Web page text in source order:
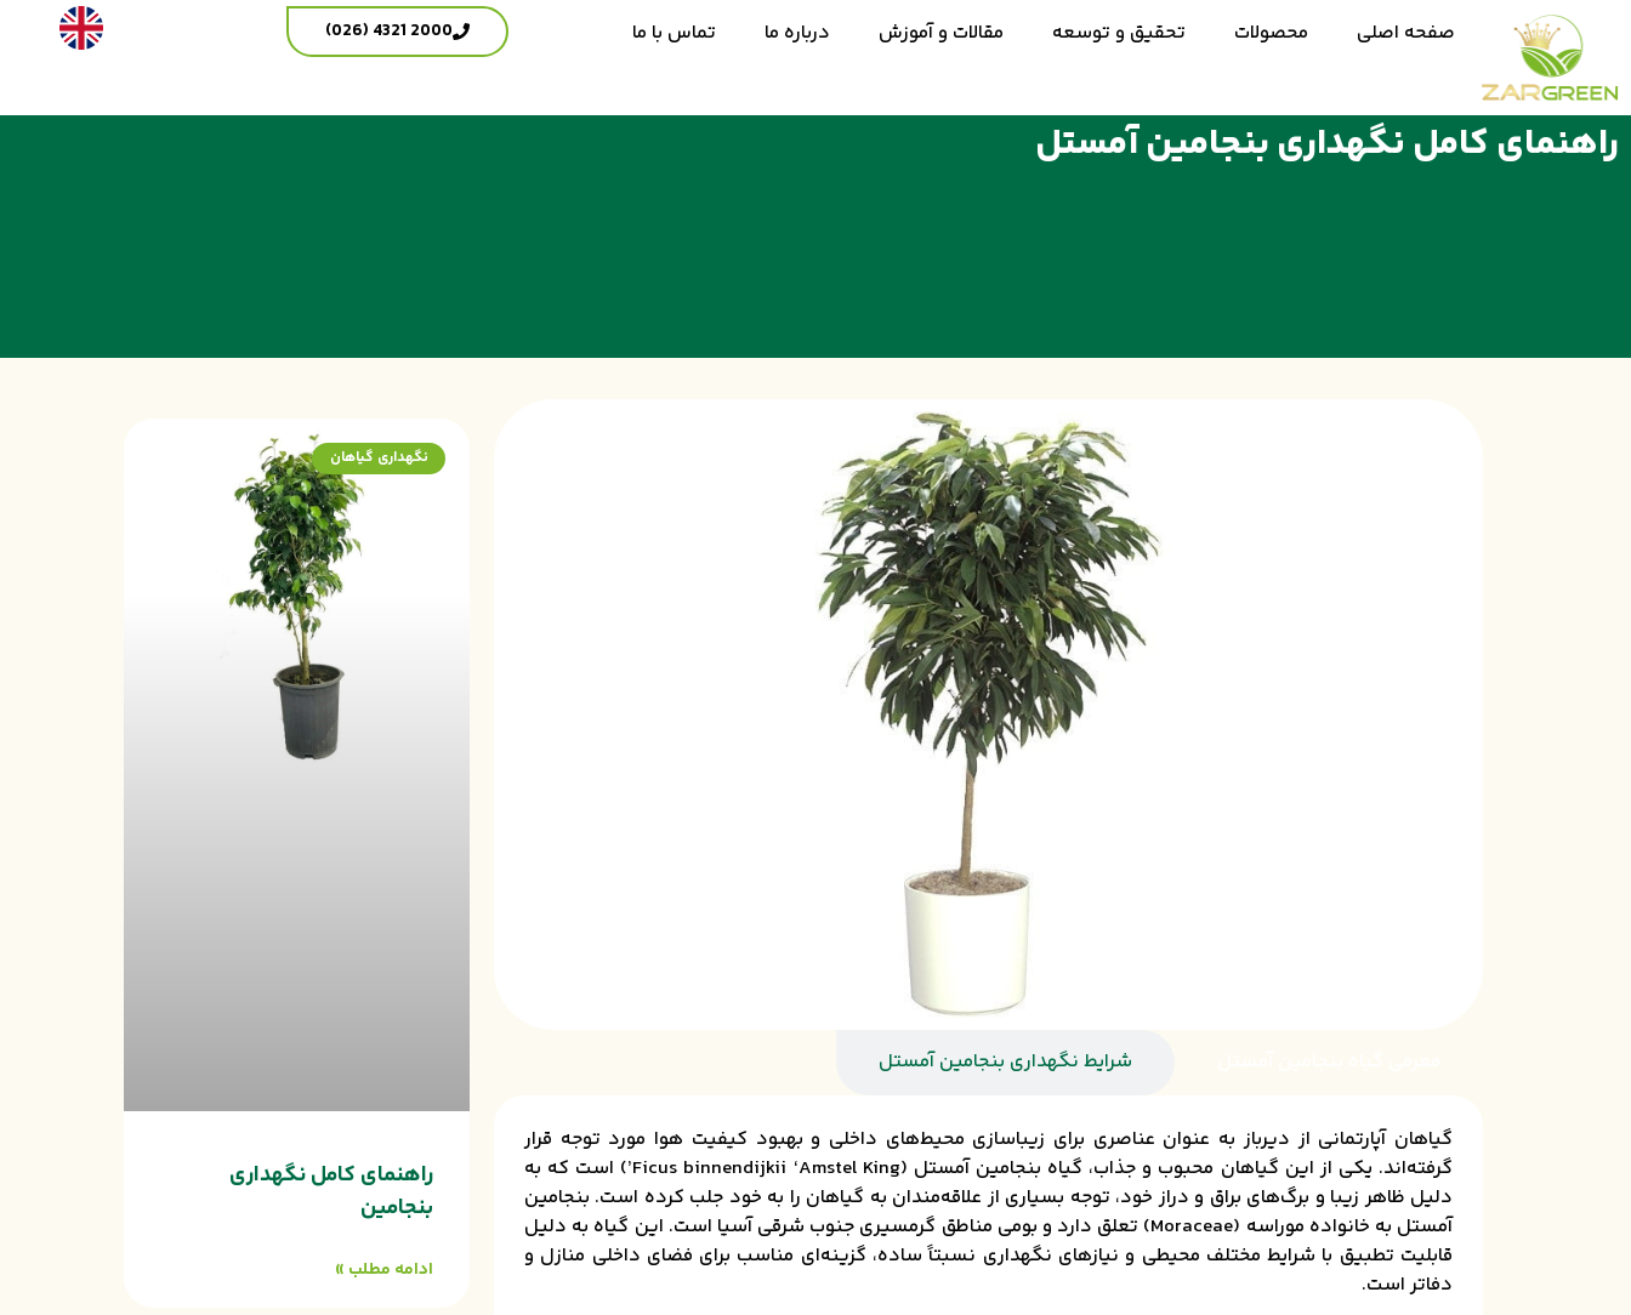
صفحه اصلی محصولات تحقیق و توسعه مقالات و آموزش درباره ما تماس با ما 2000 4321 (026)
راهنمای کامل نگهداری بنجامین آمستل
شرایط نگهداری بنجامین آمستل
گیاهان آپارتمانی از دیرباز به عنوان عناصری برای زیباسازی محیط‌های داخلی و بهبود کیفیت هوا مورد توجه قرار
گرفته‌اند. یکی از این گیاهان محبوب و جذاب، گیاه بنجامین آمستل (Ficus binnendijkii ‘Amstel King’) است که به
دلیل ظاهر زیبا و برگ‌های براق و دراز خود، توجه بسیاری از علاقه‌مندان به گیاهان را به خود جلب کرده است. بنجامین
آمستل به خانواده موراسه (Moraceae) تعلق دارد و بومی مناطق گرمسیری جنوب شرقی آسیا است. این گیاه به دلیل
قابلیت تطبیق با شرایط مختلف محیطی و نیازهای نگهداری نسبتاً ساده، گزینه‌ای مناسب برای فضای داخلی منازل و
دفاتر است.
نگهداری گیاهان
راهنمای کامل نگهداری
بنجامین
ادامه مطلب »